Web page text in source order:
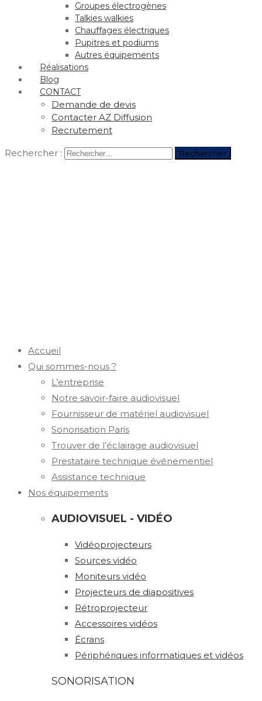
Groupes électrogènes
Talkies walkies
Chauffages électriques
Pupitres et podiums
Autres équipements
Réalisations
Blog
CONTACT
Demande de devis
Contacter AZ Diffusion
Recrutement
Rechercher :
Accueil
Qui sommes-nous ?
L’entreprise
Notre savoir-faire audiovisuel
Fournisseur de matériel audiovisuel
Sonorisation Paris
Trouver de l’éclairage audiovisuel
Prestataire technique événementiel
Assistance technique
Nos équipements
AUDIOVISUEL - VIDÉO
Vidéoprojecteurs
Sources vidéo
Moniteurs vidéo
Projecteurs de diapositives
Rétroprojecteur
Accessoires vidéos
Écrans
Périphériques informatiques et vidéos
SONORISATION